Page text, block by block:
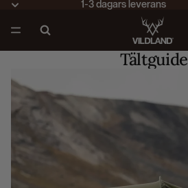
1-3 dagars leverans
Tältguide